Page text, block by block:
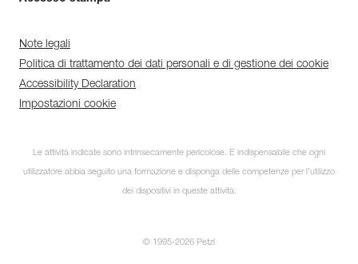
Note legali
Politica di trattamento dei dati personali e di gestione dei cookie
Accessibility Declaration
Impostazioni cookie
Le attività indicate sono intrinsecamente pericolose. È indispensabile che ogni
utilizzatore abbia seguito una formazione e disponga delle competenze per l’utilizzo
dei dispositivi in queste attività.
© 1995-2026 Petzl